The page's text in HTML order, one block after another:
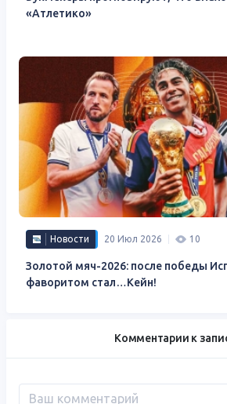
«Атлетико»
Новости 20 Июл 2026 10
Золотой мяч-2026: после победы
фаворитом стал…Кейн!
Комментарии к